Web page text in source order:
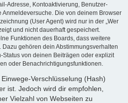
Adresse, Kontoaktivierung, Benutzer-
Anmeldeversuche. Die von deinem Browser
(User Agent) wird nur in der „Wer
und nicht dauerhaft gespeichert.
Funktionen des Boards, dass weitere
gehören dein Abstimmungsverhalten
Status von deinen Beiträgen oder explizit
oder Benachrichtigungsfunktionen.
Verschlüsselung (Hash)
ist. Jedoch wird dir empfohlen,
Vielzahl von Webseiten zu